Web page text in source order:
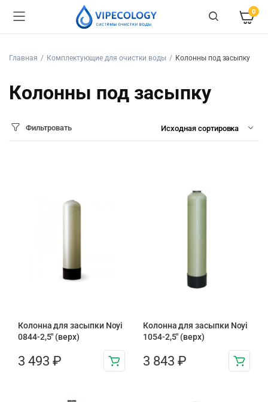
0
Главная Комплектующие для очистки воды Колонны под засыпку
Колонны под засыпку
Фильтровать
Колонна для засыпки Noyi
0844-2,5″ (верх)
3 493 ₽
Колонна для засыпки Noyi
1054-2,5″ (верх)
3 843 ₽